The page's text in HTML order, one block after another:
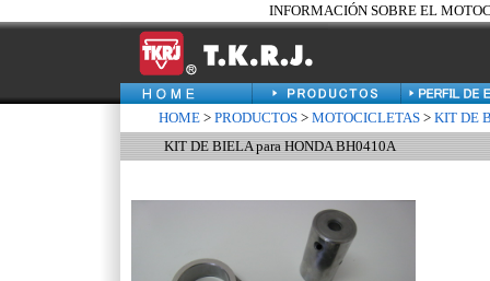
INFORMACIÓN SOBRE EL
HOME > PRODUCTOS > MOTOCICLETAS > KIT DE
KIT DE BIELA para HONDA BH0410A